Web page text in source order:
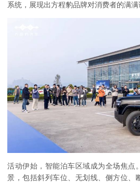
系统，展现出方程豹品牌对消费者的满满
活动伊始，智能泊车区域成为全场焦点
景，包括斜列车位、无划线、侧方位、